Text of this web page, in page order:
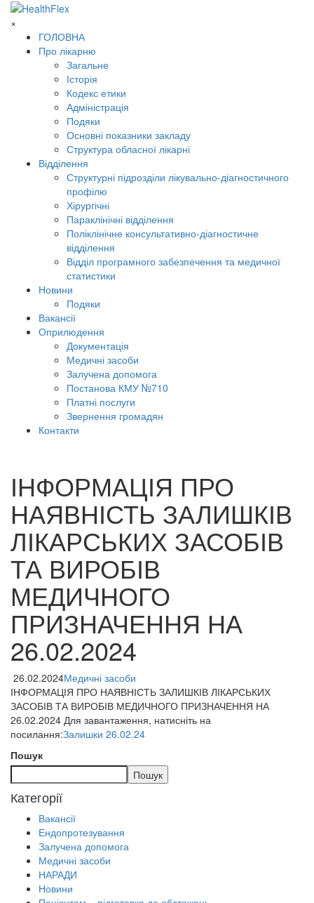
×
ГОЛОВНА
Про лікарню
Загальне
Історія
Кодекс етики
Адміністрація
Подяки
Основні показники закладу
Структура обласної лікарні
Відділення
Структурні підрозділи лікувально-діагностичного
профілю
Хірургічні
Параклінічні відділення
Поліклінічне консультативно-діагностичне
відділення
Відділ програмного забезпечення та медичної
статистики
Новини
Подяки
Вакансії
Оприлюдення
Документація
Медичні засоби
Залучена допомога
Постанова КМУ №710
Платні послуги
Звернення громадян
Контакти
ІНФОРМАЦІЯ ПРО
НАЯВНІСТЬ ЗАЛИШКІВ
ЛІКАРСЬКИХ ЗАСОБІВ
ТА ВИРОБІВ
МЕДИЧНОГО
ПРИЗНАЧЕННЯ НА
26.02.2024
26.02.2024Медичні засоби
ІНФОРМАЦІЯ ПРО НАЯВНІСТЬ ЗАЛИШКІВ ЛІКАРСЬКИХ
ЗАСОБІВ ТА ВИРОБІВ МЕДИЧНОГО ПРИЗНАЧЕННЯ НА
26.02.2024 Для завантаження, натисніть на
посилання:Залишки 26.02.24
Пошук
Пошук
Категорії
Вакансії
Ендопротезування
Залучена допомога
Медичні засоби
НАРАДИ
Новини